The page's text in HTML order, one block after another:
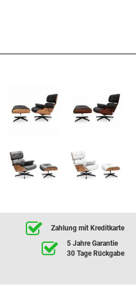
Zahlung mit Kreditkarte
5 Jahre Garantie
30 Tage Rückgabe